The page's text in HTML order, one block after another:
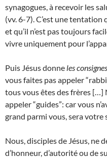
synagogues, à recevoir les
(vv. 6-7). C’est une tentation
et qu’il n’est pas toujours
vivre uniquement pour
Puis Jésus donne les
vous faites pas appeler
tous vous êtes des frères […]
appeler “guides”: car vous
grand parmi vous, sera votre
Nous, disciples de Jésus, ne
d’honneur, d’autorité ou de